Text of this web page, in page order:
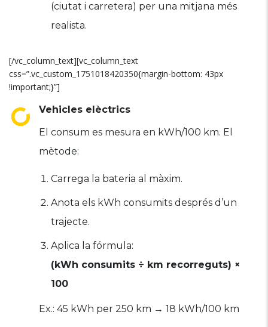
(ciutat i carretera) per una mitjana més
realista.
[/vc_column_text][vc_column_text
css=”.vc_custom_1751018420350{margin-bottom: 43px
!important;}”]
Vehicles elèctrics
El consum es mesura en kWh/100 km. El
mètode:
Carrega la bateria al màxim.
Anota els kWh consumits després d’un
trajecte.
Aplica la fórmula:
(kWh consumits ÷ km recorreguts) ×
100
Ex.: 45 kWh per 250 km → 18 kWh/100 km